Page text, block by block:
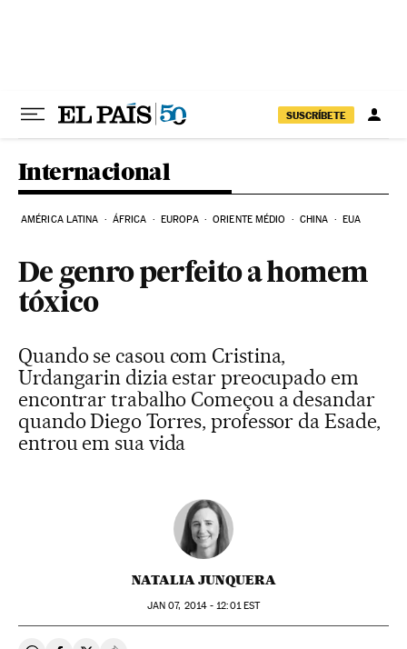
SUSCRÍBETE
Internacional
AMÉRICA LATINA ÁFRICA EUROPA ORIENTE MÉDIO CHINA EUA
De genro perfeito a homem
tóxico
Quando se casou com Cristina,
Urdangarin dizia estar preocupado em
encontrar trabalho Começou a desandar
quando Diego Torres, professor da Esade,
entrou em sua vida
NATALIA JUNQUERA
JAN 07, 2014 - 12:01EST